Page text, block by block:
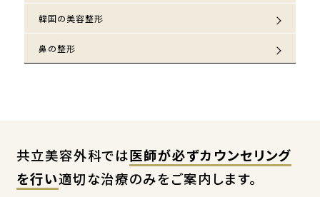
韓国の美容整形
鼻の整形
共立美容外科では医師が必ずカウンセリング
を行い適切な治療のみをご案内します。